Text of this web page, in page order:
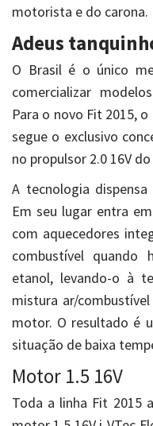
motorista e do carona.
Adeus
O Brasil é o único
comercializar
Para o novo Fit 2015,
segue o exclusivo
no propulsor 2.0 16V do
A tecnologia
Em seu lugar entra
com aquecedores
combustível quando
etanol, levando-o à
mistura ar/
motor. O resultado é
situação de baixa
Motor 1.5 16V
Toda a linha Fit 2015